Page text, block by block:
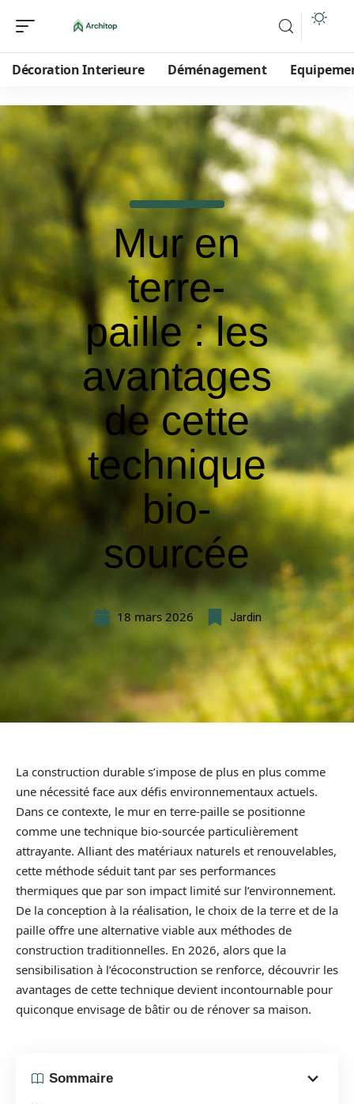
Décoration Interieure Déménagement
Mur en
terre-
paille : les
avantages
de cette
technique
bio-
sourcée
18 mars 2026 Jardin
La construction durable s’impose de plus en plus comme
une nécessité face aux défis environnementaux actuels.
Dans ce contexte, le mur en terre-paille se positionne
comme une technique bio-sourcée particulièrement
attrayante. Alliant des matériaux naturels et renouvelables,
cette méthode séduit tant par ses performances
thermiques que par son impact limité sur l’environnement.
De la conception à la réalisation, le choix de la terre et de la
paille offre une alternative viable aux méthodes de
construction traditionnelles. En 2026, alors que la
sensibilisation à l’écoconstruction se renforce, découvrir les
avantages de cette technique devient incontournable pour
quiconque envisage de bâtir ou de rénover sa maison.
Sommaire